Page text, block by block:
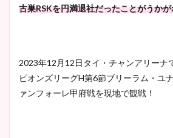
古巣RSKを円満退社だったことがうか
2023年12月12日タイ・チャンアリーナ
ピオンズリーグH第6節ブリーラム・ユ
ァンフォーレ甲府戦を現地で観戦！